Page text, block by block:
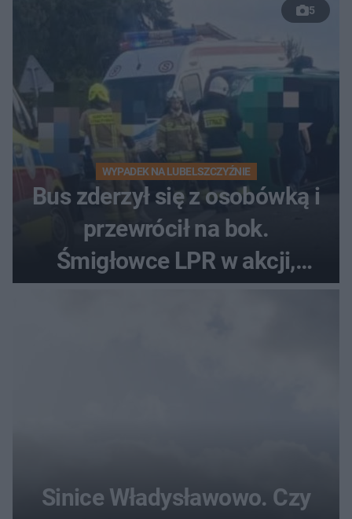
5
WYPADEK NA LUBELSZCZYŹNIE
Bus zderzył się z osobówką i
przewrócił na bok.
Śmigłowce LPR w akcji,
Sinice Władysławowo. Czy